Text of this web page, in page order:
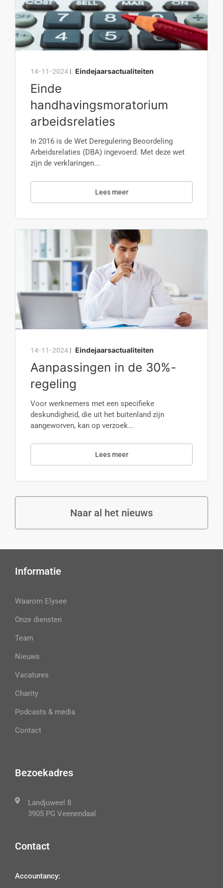
14-11-2024 | Eindejaarsactualiteiten
Einde
handhavingsmoratorium
arbeidsrelaties
In 2016 is de Wet Deregulering Beoordeling
Arbeidsrelaties (DBA) ingevoerd. Met deze wet
zijn de verklaringen...
Lees meer
14-11-2024 | Eindejaarsactualiteiten
Aanpassingen in de 30%-
regeling
Voor werknemers met een specifieke
deskundigheid, die uit het buitenland zijn
aangeworven, kan op verzoek...
Lees meer
Naar al het nieuws
Informatie
Waarom Elysee
Onze diensten
Team
Nieuws
Vacatures
Charity
Podcasts & media
Contact
Bezoekadres
Landjuweel 8
3905 PG Veenendaal
Contact
Accountancy: